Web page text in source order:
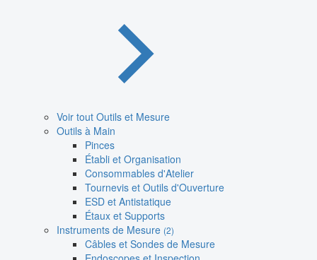
Voir tout Outils et Mesure
Outils à Main
Pinces
Établi et Organisation
Consommables d'Atelier
Tournevis et Outils d'Ouverture
ESD et Antistatique
Étaux et Supports
Instruments de Mesure (2)
Câbles et Sondes de Mesure